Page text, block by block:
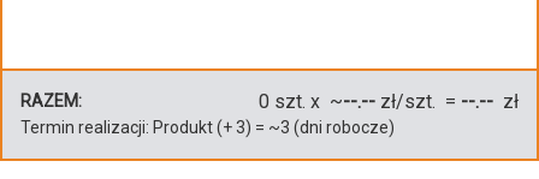
RAZEM: 0 szt. x ~--.-- zł/szt. = --.-- zł
Termin realizacji: Produkt(+3) = ~3 (dni robocze)